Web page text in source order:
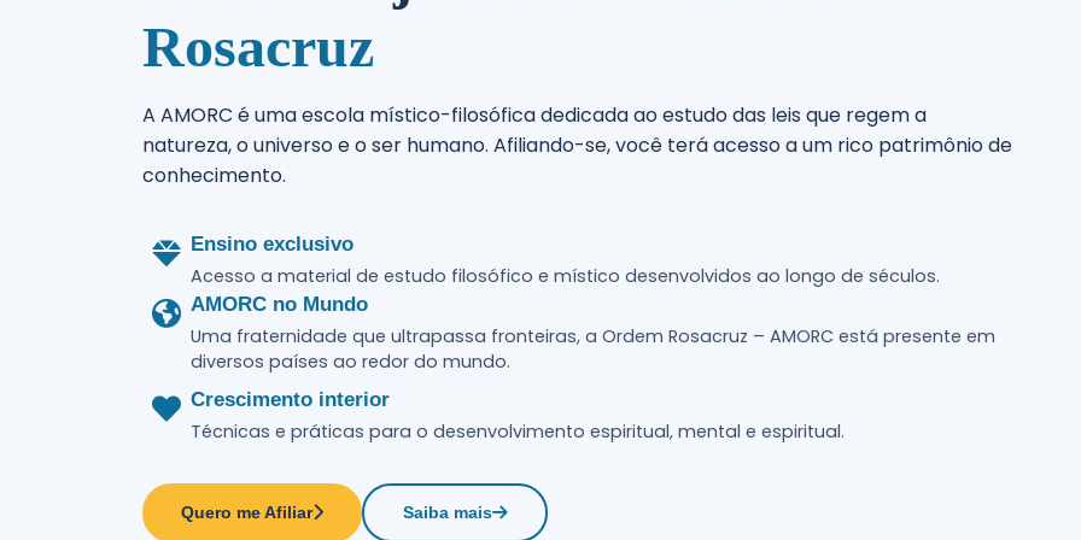
Rosacruz
A AMORC é uma escola místico-filosófica dedicada ao estudo das leis que regem a
natureza, o universo e o ser humano. Afiliando-se, você terá acesso a um rico patrimônio de
conhecimento.
Ensino exclusivo
Acesso a material de estudo filosófico e místico desenvolvidos ao longo de séculos.
AMORC no Mundo
Uma fraternidade que ultrapassa fronteiras, a Ordem Rosacruz – AMORC está presente em
diversos países ao redor do mundo.
Crescimento interior
Técnicas e práticas para o desenvolvimento espiritual, mental e espiritual.
Quero me Afiliar Saiba mais